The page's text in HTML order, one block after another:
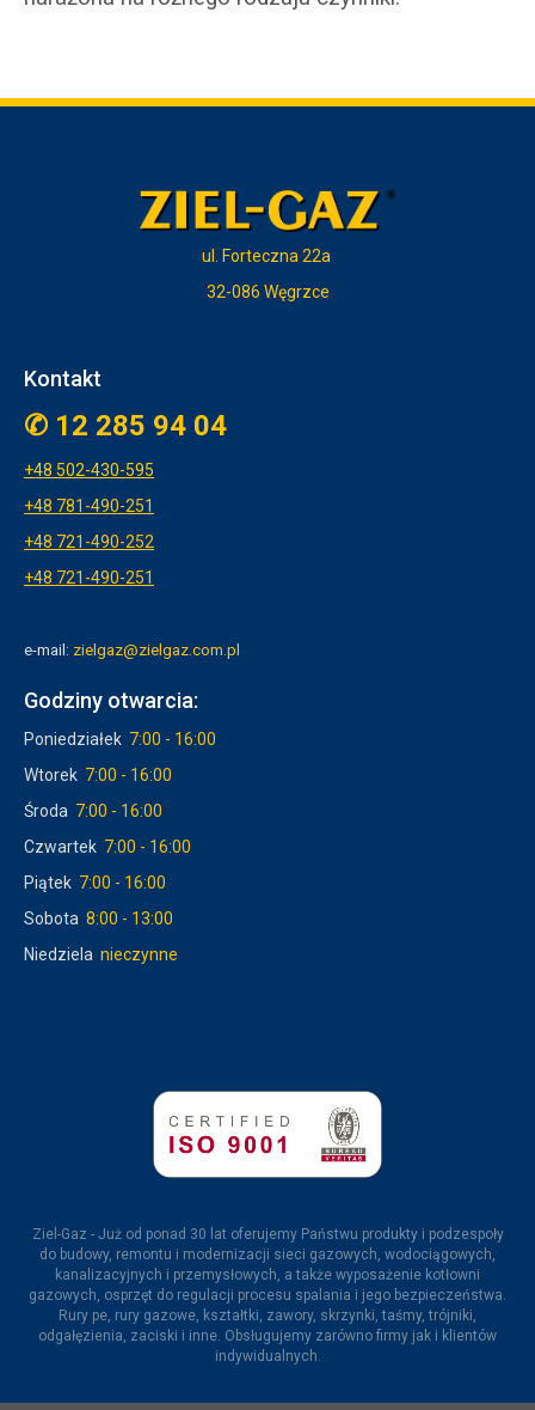
ul. Forteczna 22a
32-086 Węgrzce
Kontakt
✆ 12 285 94 04
+48 502-430-595
+48 781-490-251
+48 721-490-252
+48 721-490-251
e-mail: zielgaz@zielgaz.com.pl
Godziny otwarcia:
Poniedziałek 7:00 - 16:00
Wtorek 7:00 - 16:00
Środa 7:00 - 16:00
Czwartek 7:00 - 16:00
Piątek 7:00 - 16:00
Sobota 8:00 - 13:00
Niedziela nieczynne
Ziel-Gaz - Już od ponad 30 lat oferujemy Państwu produkty i podzespoły
do budowy, remontu i modernizacji sieci gazowych, wodociągowych,
kanalizacyjnych i przemysłowych, a także wyposażenie kotłowni
gazowych, osprzęt do regulacji procesu spalania i jego bezpieczeństwa.
Rury pe, rury gazowe, kształtki, zawory, skrzynki, taśmy, trójniki,
odgałęzienia, zaciski i inne. Obsługujemy zarówno firmy jak i klientów
indywidualnych.